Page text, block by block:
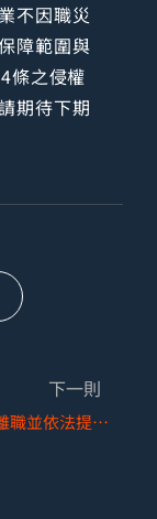
不因職災
障範圍與
條之侵權
期待下期
下一則
勞工自請離職並依法提前預告，雇主得否片面提前終止契約？